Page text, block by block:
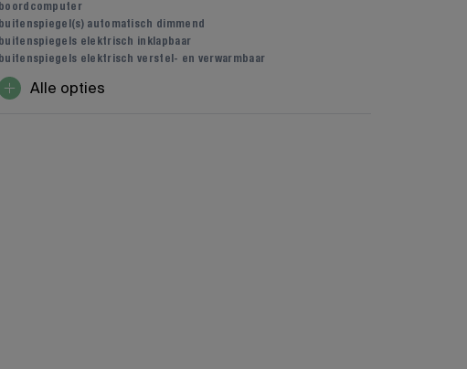
boordcomputer
buitenspiegel(s) automatisch dimmend
buitenspiegels elektrisch inklapbaar
buitenspiegels elektrisch verstel- en verwarmbaar
Alle opties